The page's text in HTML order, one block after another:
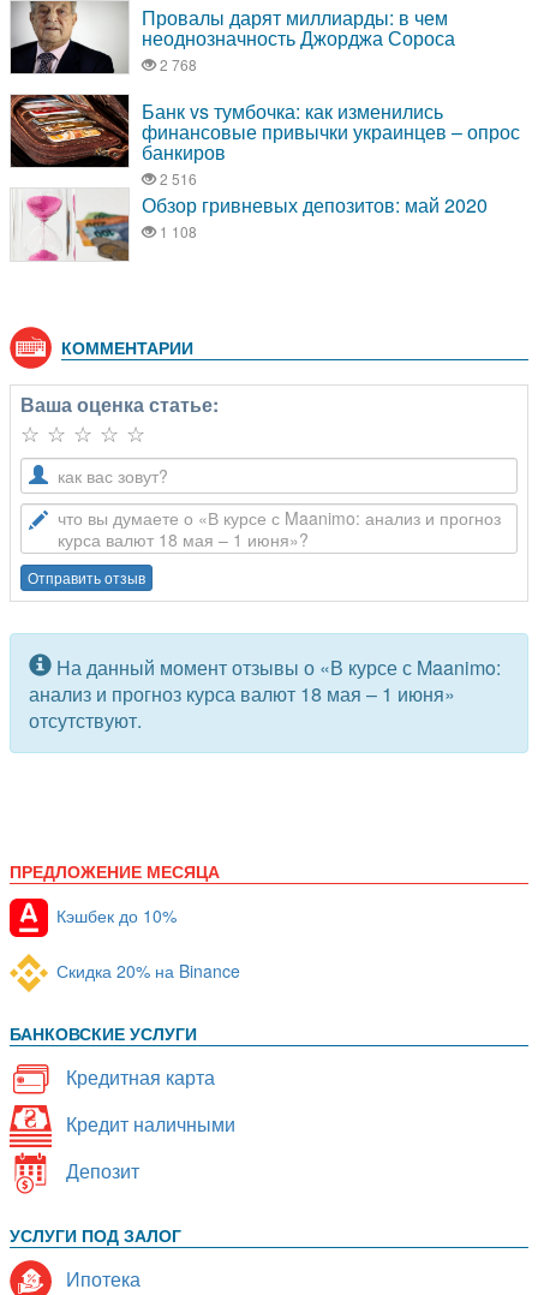
КОММЕНТАРИИ
Ваша оценка статье
ПРЕДЛОЖЕНИЕ МЕСЯЦА
Кэшбек до 10%
Скидка 20% на Binance
БАНКОВСКИЕ УСЛУГИ
Кредитная карта
Кредит наличными
Депозит
УСЛУГИ ПОД ЗАЛОГ
Ипотека